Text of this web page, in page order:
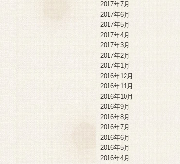
2017年7月
2017年6月
2017年5月
2017年4月
2017年3月
2017年2月
2017年1月
2016年12月
2016年11月
2016年10月
2016年9月
2016年8月
2016年7月
2016年6月
2016年5月
2016年4月